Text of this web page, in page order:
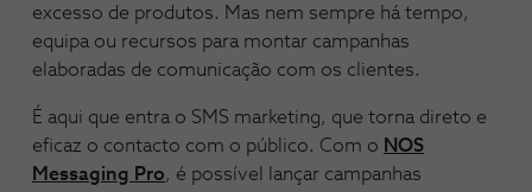
excesso de produtos. Mas nem sempre há tempo,
equipa ou recursos para montar campanhas
elaboradas de comunicação com os clientes.
É aqui que entra o SMS marketing, que torna direto e
eficaz o contacto com o público. Com o NOS
Messaging Pro, é possível lançar campanhas